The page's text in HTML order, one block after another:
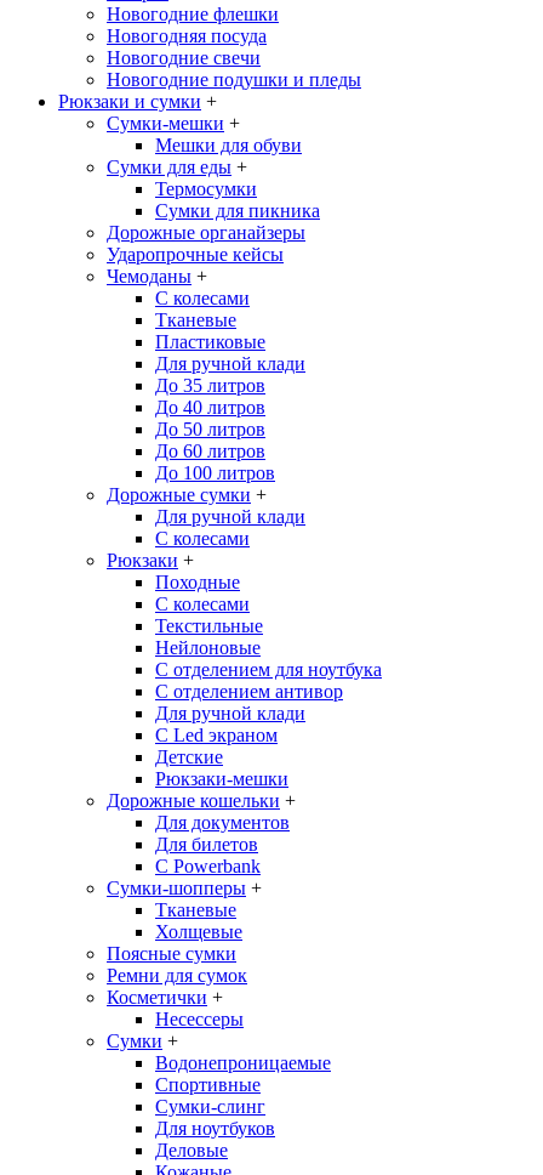
Новогодние флешки
Новогодняя посуда
Новогодние свечи
Новогодние подушки и пледы
Рюкзаки и сумки +
Сумки-мешки +
Мешки для обуви
Сумки для еды +
Термосумки
Сумки для пикника
Дорожные органайзеры
Ударопрочные кейсы
Чемоданы +
С колесами
Тканевые
Пластиковые
Для ручной клади
До 35 литров
До 40 литров
До 50 литров
До 60 литров
До 100 литров
Дорожные сумки +
Для ручной клади
С колесами
Рюкзаки +
Походные
С колесами
Текстильные
Нейлоновые
С отделением для ноутбука
С отделением антивор
Для ручной клади
С Led экраном
Детские
Рюкзаки-мешки
Дорожные кошельки +
Для документов
Для билетов
С Powerbank
Сумки-шопперы +
Тканевые
Холщевые
Поясные сумки
Ремни для сумок
Косметички +
Несессеры
Сумки +
Водонепроницаемые
Спортивные
Сумки-слинг
Для ноутбуков
Деловые